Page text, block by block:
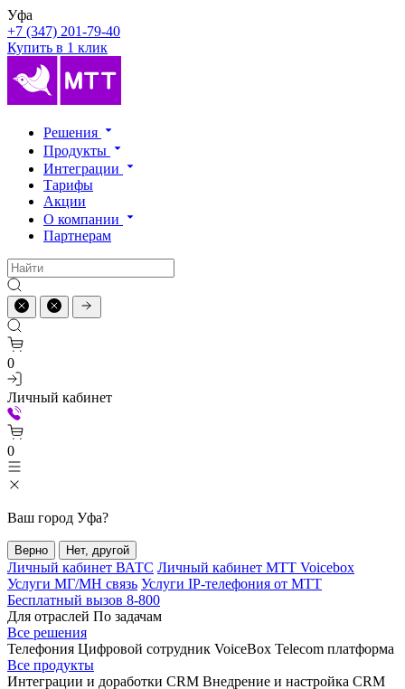
Уфа
+7 (347) 201-79-40
Купить в 1 клик
Решения
Продукты
Интеграции
Тарифы
Акции
О компании
Партнерам
0
Личный кабинет
0
Ваш город Уфа?
Верно Нет, другой
Личный кабинет ВАТС Личный кабинет МТТ Voicebox
Услуги МГ/МН связь Услуги IP-телефония от МТТ
Бесплатный вызов 8-800
Для отраслей По задачам
Все решения
Телефония Цифровой сотрудник VoiceBox Telecom платформа
Все продукты
Интеграции и доработки CRM Внедрение и настройка CRM